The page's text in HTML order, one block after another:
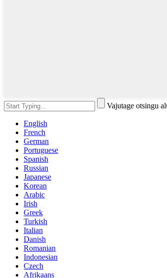
Vajutage otsingu
English
French
German
Portuguese
Spanish
Russian
Japanese
Korean
Arabic
Irish
Greek
Turkish
Italian
Danish
Romanian
Indonesian
Czech
Afrikaans